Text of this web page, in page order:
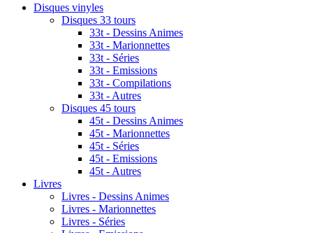
Disques vinyles
Disques 33 tours
33t - Dessins Animes
33t - Marionnettes
33t - Séries
33t - Emissions
33t - Compilations
33t - Autres
Disques 45 tours
45t - Dessins Animes
45t - Marionnettes
45t - Séries
45t - Emissions
45t - Autres
Livres
Livres - Dessins Animes
Livres - Marionnettes
Livres - Séries